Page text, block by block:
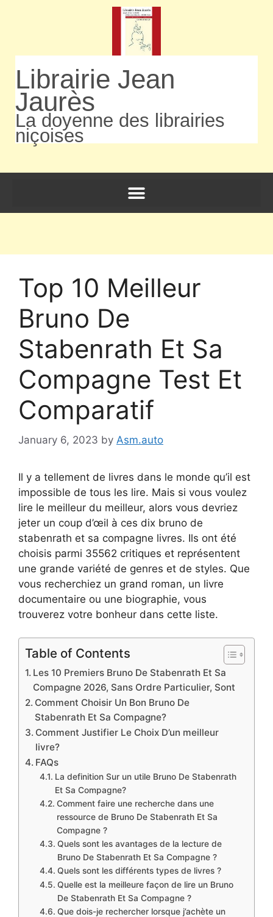
Librairie Jean
Jaurès
La doyenne des librairies
niçoises
Top 10 Meilleur
Bruno De
Stabenrath Et Sa
Compagne Test Et
Comparatif
January 6, 2023 by Asm.auto
Il y a tellement de livres dans le monde qu’il est
impossible de tous les lire. Mais si vous voulez
lire le meilleur du meilleur, alors vous devriez
jeter un coup d’œil à ces dix bruno de
stabenrath et sa compagne livres. Ils ont été
choisis parmi 35562 critiques et représentent
une grande variété de genres et de styles. Que
vous recherchiez un grand roman, un livre
documentaire ou une biographie, vous
trouverez votre bonheur dans cette liste.
Table of Contents
Les 10 Premiers Bruno De Stabenrath Et Sa
Compagne 2026, Sans Ordre Particulier, Sont
Comment Choisir Un Bon Bruno De
Stabenrath Et Sa Compagne?
Comment Justifier Le Choix D’un meilleur
livre?
FAQs
La definition Sur un utile Bruno De Stabenrath
Et Sa Compagne?
Comment faire une recherche dans une
ressource de Bruno De Stabenrath Et Sa
Compagne ?
Quels sont les avantages de la lecture de
Bruno De Stabenrath Et Sa Compagne ?
Quels sont les différents types de livres ?
Quelle est la meilleure façon de lire un Bruno
De Stabenrath Et Sa Compagne ?
Que dois-je rechercher lorsque j’achète un